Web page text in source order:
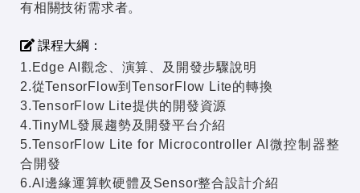
有相關技術需求者。
課程大綱：
1.Edge AI觀念、演算、及開發步驟說明
2.從TensorFlow到TensorFlow Lite的轉換
3.TensorFlow Lite提供的開發資源
4.TinyML發展趨勢及開發平台介紹
5.TensorFlow Lite for Microcontroller AI微控制器整
合開發
6.AI邊緣運算軟硬體及Sensor整合設計介紹